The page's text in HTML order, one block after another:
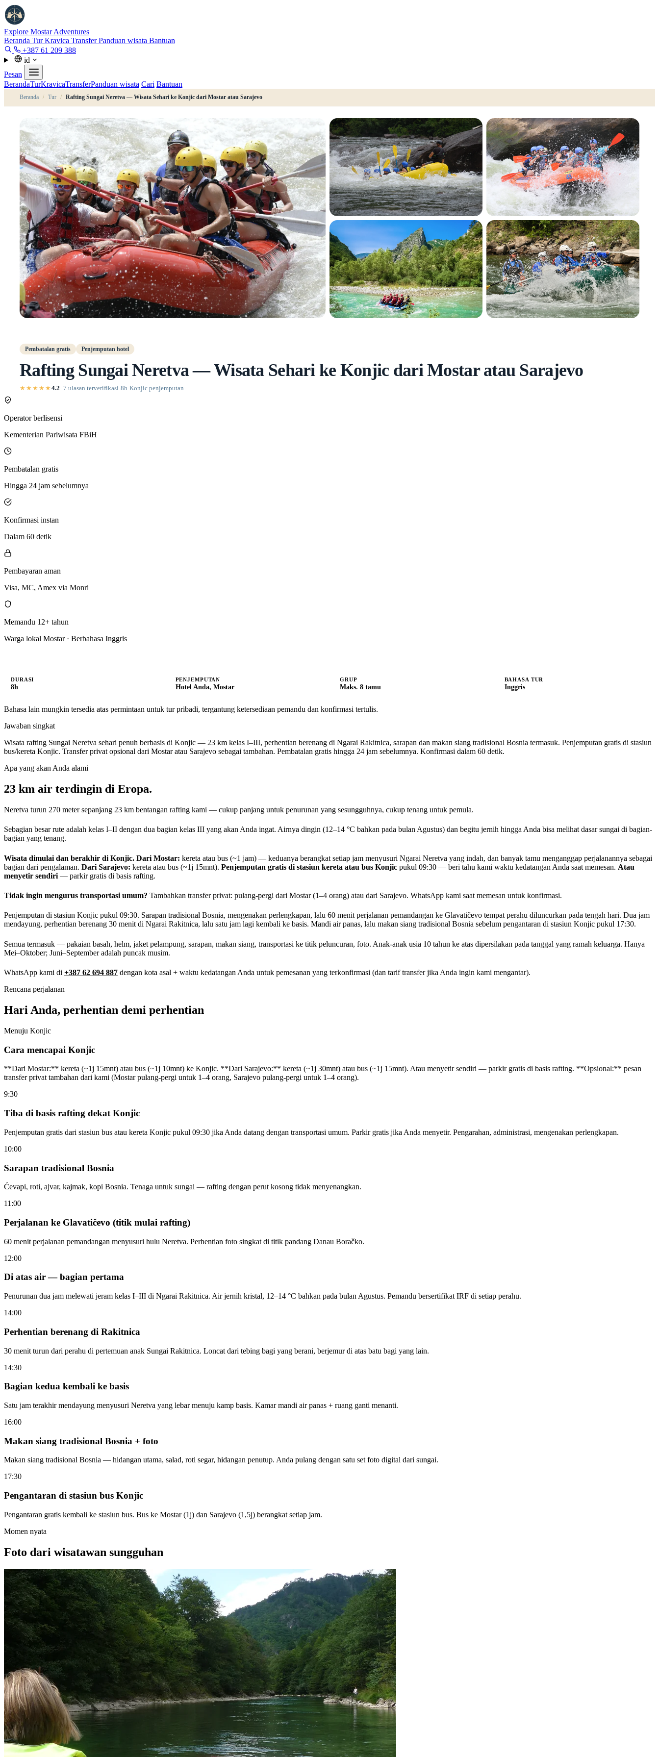
Explore MostarAdventures
Beranda TurKravica TransferPanduan wisata Bantuan
+387 61 209 388
id
Pesan
BerandaTurKravicaTransferPanduan wisata Cari Bantuan
Beranda / Tur / Rafting Sungai Neretva — Wisata Sehari ke Konjic dari Mostar atau Sarajevo
Pembatalan gratis Penjemputan hotel
Rafting Sungai Neretva — Wisata Sehari ke Konjic dari Mostar atau Sarajevo
★★★★★4.2· 7 ulasan terverifikasi·8h·Konjic penjemputan
Operator berlisensi
Kementerian Pariwisata FBiH
Pembatalan gratis
Hingga 24 jam sebelumnya
Konfirmasi instan
Dalam 60 detik
Pembayaran aman
Visa, MC, Amex via Monri
Memandu 12+ tahun
Warga lokal Mostar · Berbahasa Inggris
DURASI
8h
PENJEMPUTAN
Hotel Anda, Mostar
GRUP
Maks. 8 tamu
BAHASA TUR
Inggris
Bahasa lain mungkin tersedia atas permintaan untuk tur pribadi, tergantung ketersediaan pemandu dan konfirmasi tertulis.
Jawaban singkat
Wisata rafting Sungai Neretva sehari penuh berbasis di Konjic — 23 km kelas I–III, perhentian berenang di Ngarai Rakitnica, sarapan dan makan siang tradisional Bosnia termasuk. Penjemputan gratis di stasiun
bus/kereta Konjic. Transfer privat opsional dari Mostar atau Sarajevo sebagai tambahan. Pembatalan gratis hingga 24 jam sebelumnya. Konfirmasi dalam 60 detik.
Apa yang akan Anda alami
23 km air terdingin di Eropa.
Neretva turun 270 meter sepanjang 23 km bentangan rafting kami — cukup panjang untuk penurunan yang sesungguhnya, cukup tenang untuk pemula.
Sebagian besar rute adalah kelas I–II dengan dua bagian kelas III yang akan Anda ingat. Airnya dingin (12–14 °C bahkan pada bulan Agustus) dan begitu jernih hingga Anda bisa melihat dasar sungai di bagian-
bagian yang tenang.
Wisata dimulai dan berakhir di Konjic. Dari Mostar: kereta atau bus (~1 jam) — keduanya berangkat setiap jam menyusuri Ngarai Neretva yang indah, dan banyak tamu menganggap perjalanannya sebagai
bagian dari pengalaman. Dari Sarajevo: kereta atau bus (~1j 15mnt). Penjemputan gratis di stasiun kereta atau bus Konjic pukul 09:30 — beri tahu kami waktu kedatangan Anda saat memesan. Atau
menyetir sendiri — parkir gratis di basis rafting.
Tidak ingin mengurus transportasi umum? Tambahkan transfer privat: pulang-pergi dari Mostar (1–4 orang) atau dari Sarajevo. WhatsApp kami saat memesan untuk konfirmasi.
Penjemputan di stasiun Konjic pukul 09:30. Sarapan tradisional Bosnia, mengenakan perlengkapan, lalu 60 menit perjalanan pemandangan ke Glavatičevo tempat perahu diluncurkan pada tengah hari. Dua jam
mendayung, perhentian berenang 30 menit di Ngarai Rakitnica, lalu satu jam lagi kembali ke basis. Mandi air panas, lalu makan siang tradisional Bosnia sebelum pengantaran di stasiun Konjic pukul 17:30.
Semua termasuk — pakaian basah, helm, jaket pelampung, sarapan, makan siang, transportasi ke titik peluncuran, foto. Anak-anak usia 10 tahun ke atas dipersilakan pada tanggal yang ramah keluarga. Hanya
Mei–Oktober; Juni–September adalah puncak musim.
WhatsApp kami di +387 62 694 887 dengan kota asal + waktu kedatangan Anda untuk pemesanan yang terkonfirmasi (dan tarif transfer jika Anda ingin kami mengantar).
Rencana perjalanan
Hari Anda, perhentian demi perhentian
Menuju Konjic
Cara mencapai Konjic
**Dari Mostar:** kereta (~1j 15mnt) atau bus (~1j 10mnt) ke Konjic. **Dari Sarajevo:** kereta (~1j 30mnt) atau bus (~1j 15mnt). Atau menyetir sendiri — parkir gratis di basis rafting. **Opsional:** pesan
transfer privat tambahan dari kami (Mostar pulang-pergi untuk 1–4 orang, Sarajevo pulang-pergi untuk 1–4 orang).
9:30
Tiba di basis rafting dekat Konjic
Penjemputan gratis dari stasiun bus atau kereta Konjic pukul 09:30 jika Anda datang dengan transportasi umum. Parkir gratis jika Anda menyetir. Pengarahan, administrasi, mengenakan perlengkapan.
10:00
Sarapan tradisional Bosnia
Ćevapi, roti, ajvar, kajmak, kopi Bosnia. Tenaga untuk sungai — rafting dengan perut kosong tidak menyenangkan.
11:00
Perjalanan ke Glavatičevo (titik mulai rafting)
60 menit perjalanan pemandangan menyusuri hulu Neretva. Perhentian foto singkat di titik pandang Danau Boračko.
12:00
Di atas air — bagian pertama
Penurunan dua jam melewati jeram kelas I–III di Ngarai Rakitnica. Air jernih kristal, 12–14 °C bahkan pada bulan Agustus. Pemandu bersertifikat IRF di setiap perahu.
14:00
Perhentian berenang di Rakitnica
30 menit turun dari perahu di pertemuan anak Sungai Rakitnica. Loncat dari tebing bagi yang berani, berjemur di atas batu bagi yang lain.
14:30
Bagian kedua kembali ke basis
Satu jam terakhir mendayung menyusuri Neretva yang lebar menuju kamp basis. Kamar mandi air panas + ruang ganti menanti.
16:00
Makan siang tradisional Bosnia + foto
Makan siang tradisional Bosnia — hidangan utama, salad, roti segar, hidangan penutup. Anda pulang dengan satu set foto digital dari sungai.
17:30
Pengantaran di stasiun bus Konjic
Pengantaran gratis kembali ke stasiun bus. Bus ke Mostar (1j) dan Sarajevo (1,5j) berangkat setiap jam.
Momen nyata
Foto dari wisatawan sungguhan